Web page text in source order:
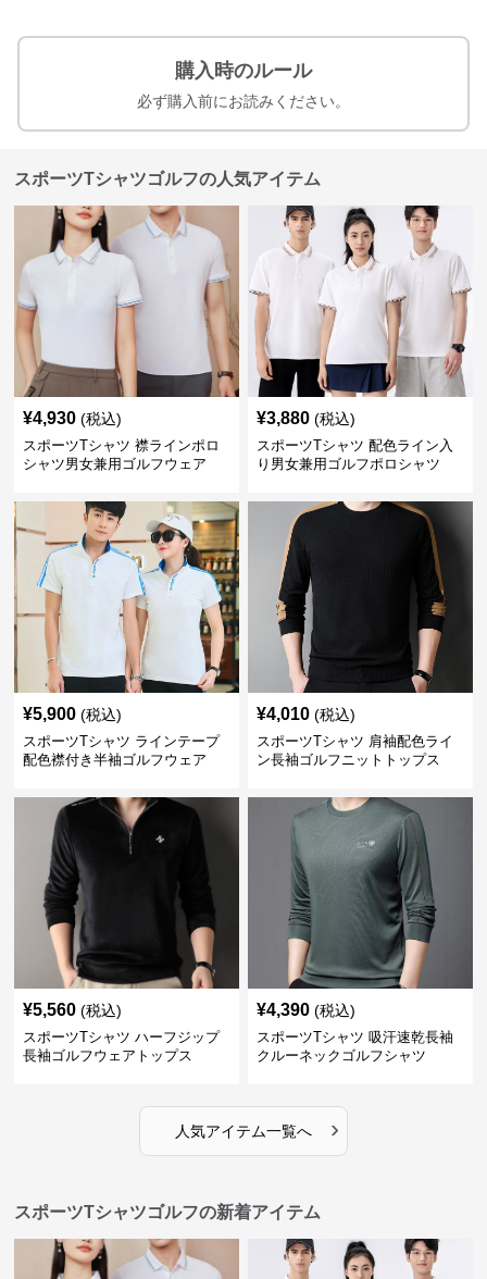
購入時のルール
必ず購入前にお読みください。
スポーツTシャツゴルフの人気アイテム
¥4,930 (税込)
スポーツTシャツ 襟ラインポロ
シャツ男女兼用ゴルフウェア
¥3,880 (税込)
スポーツTシャツ 配色ライン入
り男女兼用ゴルフポロシャツ
¥5,900 (税込)
スポーツTシャツ ラインテープ
配色襟付き半袖ゴルフウェア
¥4,010 (税込)
スポーツTシャツ 肩袖配色ライ
ン長袖ゴルフニットトップス
¥5,560 (税込)
スポーツTシャツ ハーフジップ
長袖ゴルフウェアトップス
¥4,390 (税込)
スポーツTシャツ 吸汗速乾長袖
クルーネックゴルフシャツ
人気アイテム一覧へ ›
スポーツTシャツゴルフの新着アイテム